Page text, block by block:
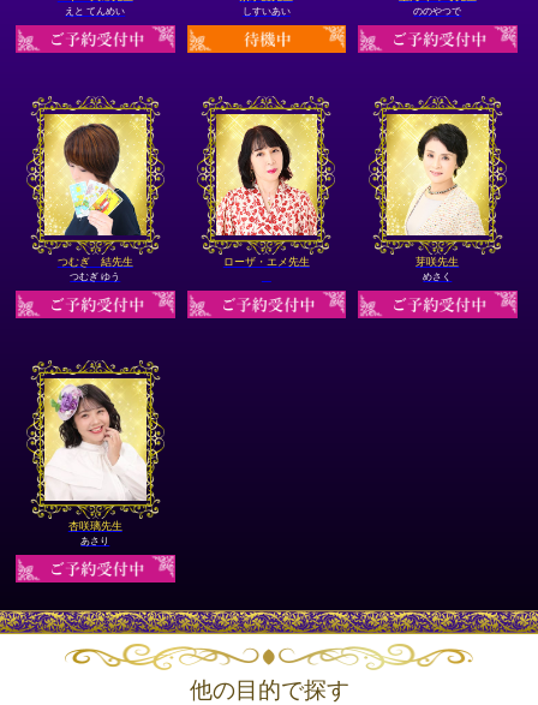
えと てんめい しすいあい ののやつで
つむぎ 結先生
つむぎ ゆう
ローザ・エメ先生 芽咲先生
めさく
杏咲璃先生
あさり
他の目的で探す